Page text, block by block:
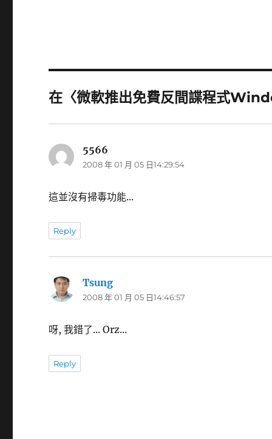
在〈微軟推出免費反間諜程式
5566
示:
2008 年 01 月 05 日14:29:54
這並沒有掃毒功能...
Reply
Tsung
示:
2008 年 01 月 05 日14:46:57
呀, 我錯了... Orz...
Reply